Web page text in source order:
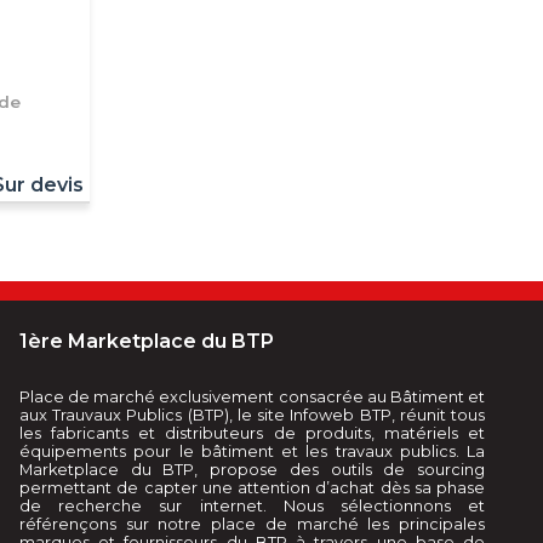
devis
1ère Marketplace du BTP
Place de marché exclusivement consacrée au Bâtiment et
aux Trauvaux Publics (BTP), le site Infoweb BTP, réunit tous
les fabricants et distributeurs de produits, matériels et
équipements pour le bâtiment et les travaux publics. La
Marketplace du BTP, propose des outils de sourcing
permettant de capter une attention d’achat dès sa phase
de recherche sur internet. Nous sélectionnons et
référençons sur notre place de marché les principales